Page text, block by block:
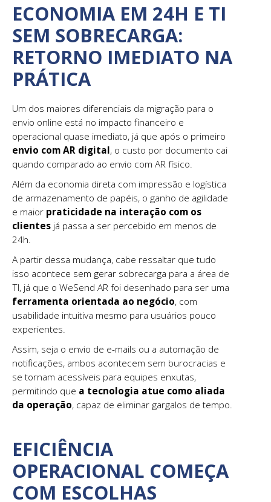
ECONOMIA EM 24H E TI
SEM SOBRECARGA:
RETORNO IMEDIATO NA
PRÁTICA
Um dos maiores diferenciais da migração para o
envio online está no impacto financeiro e
operacional quase imediato, já que após o primeiro
envio com AR digital, o custo por documento cai
quando comparado ao envio com AR físico.
Além da economia direta com impressão e logística
de armazenamento de papéis, o ganho de agilidade
e maior praticidade na interação com os
clientes já passa a ser percebido em menos de
24h.
A partir dessa mudança, cabe ressaltar que tudo
isso acontece sem gerar sobrecarga para a área de
TI, já que o WeSend AR foi desenhado para ser uma
ferramenta orientada ao negócio, com
usabilidade intuitiva mesmo para usuários pouco
experientes.
Assim, seja o envio de e-mails ou a automação de
notificações, ambos acontecem sem burocracias e
se tornam acessíveis para equipes enxutas,
permitindo que a tecnologia atue como aliada
da operação, capaz de eliminar gargalos de tempo.
EFICIÊNCIA
OPERACIONAL COMEÇA
COM ESCOLHAS